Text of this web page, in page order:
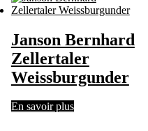
Janson Bernhard
Zellertaler
Weissburgunder
En savoir plus